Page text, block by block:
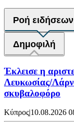
Ροή ειδήσεων
Δημοφιλή
Έκλεισε η
Λευκωσίας/
σκυβαλοφόρο
Κύπρος|10.08.2026